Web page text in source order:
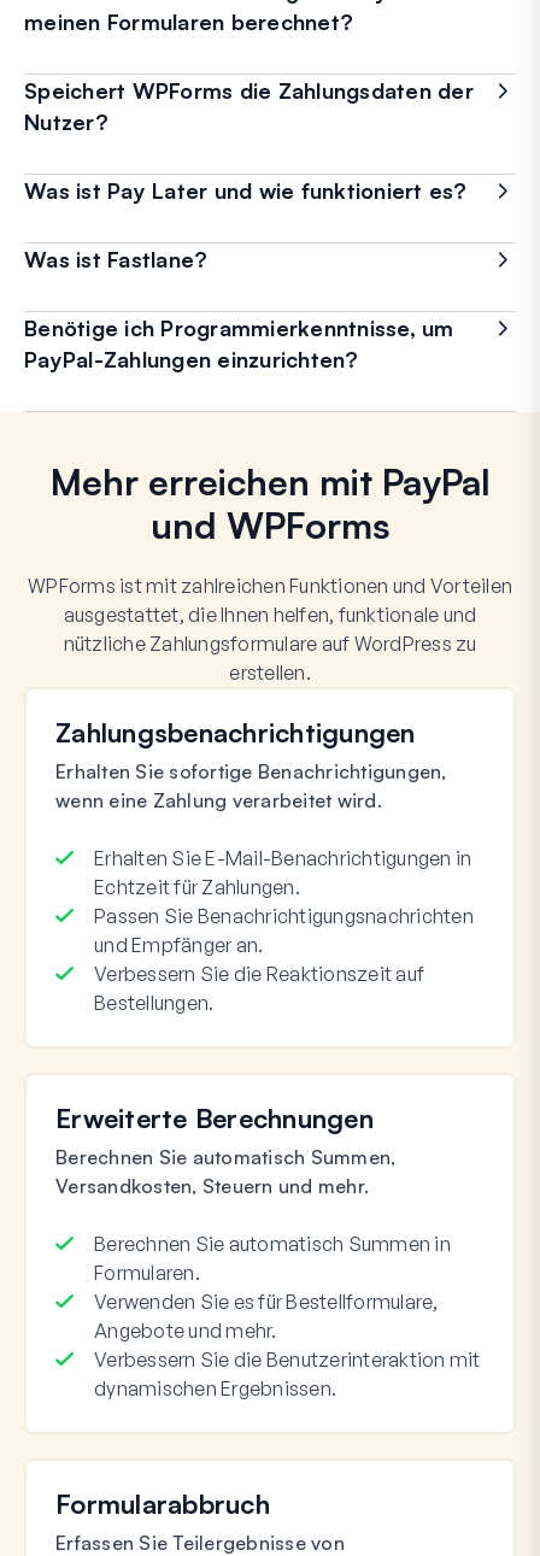
meinen Formularen berechnet?
Speichert WPForms die Zahlungsdaten der
Nutzer?
Was ist Pay Later und wie funktioniert es?
Was ist Fastlane?
Benötige ich Programmierkenntnisse, um
PayPal-Zahlungen einzurichten?
Mehr erreichen mit PayPal
und WPForms
WPForms ist mit zahlreichen Funktionen und Vorteilen
ausgestattet, die Ihnen helfen, funktionale und
nützliche Zahlungsformulare auf WordPress zu
erstellen.
Zahlungsbenachrichtigungen
Erhalten Sie sofortige Benachrichtigungen,
wenn eine Zahlung verarbeitet wird.
Erhalten Sie E-Mail-Benachrichtigungen in
Echtzeit für Zahlungen.
Passen Sie Benachrichtigungsnachrichten
und Empfänger an.
Verbessern Sie die Reaktionszeit auf
Bestellungen.
Erweiterte Berechnungen
Berechnen Sie automatisch Summen,
Versandkosten, Steuern und mehr.
Berechnen Sie automatisch Summen in
Formularen.
Verwenden Sie es für Bestellformulare,
Angebote und mehr.
Verbessern Sie die Benutzerinteraktion mit
dynamischen Ergebnissen.
Formularabbruch
Erfassen Sie Teilergebnisse von